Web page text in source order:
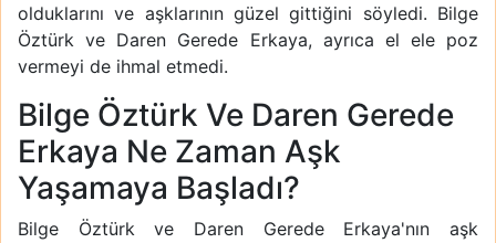
olduklarını ve aşklarının güzel gittiğini söyledi. Bilge
Öztürk ve Daren Gerede Erkaya, ayrıca el ele poz
vermeyi de ihmal etmedi.
Bilge Öztürk Ve Daren Gerede
Erkaya Ne Zaman Aşk
Yaşamaya Başladı?
Bilge Öztürk ve Daren Gerede Erkaya'nın aşk